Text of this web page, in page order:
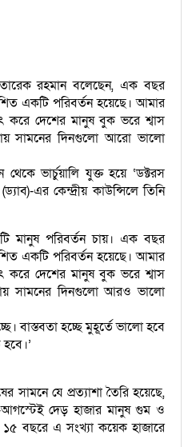
তারেক রহমান বলেছেন, এক বছর
একটি পরিবর্তন হয়েছে। আমার
করে দেশের মানুষ বুক ভরে শ্বাস
সামনের দিনগুলো আরো ভালো
ভার্চুয়ালি যুক্ত হয়ে ‘ডক্টরস
এর কেন্দ্রীয় কাউন্সিলে তিনি
মানুষ পরিবর্তন চায়। এক বছর
একটি পরিবর্তন হয়েছে। আমার
করে দেশের মানুষ বুক ভরে শ্বাস
সামনের দিনগুলো আরও ভালো
বাস্তবতা হচ্ছে মুহূর্তে ভালো হবে
সামনে যে প্রত্যাশা তৈরি হয়েছে,
দেড় হাজার মানুষ গুম ও
বছরে এ সংখ্যা কয়েক হাজারে